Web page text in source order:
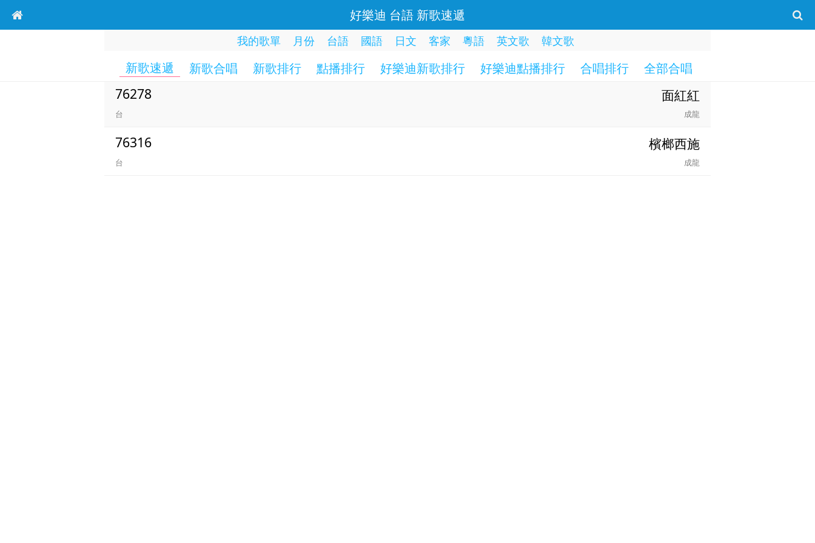
好樂迪 台語 新歌速遞
我的歌單 月份 台語 國語 日文 客家 粵語 英文歌 韓文歌
新歌速遞 新歌合唱 新歌排行 點播排行 好樂迪新歌排行 好樂迪點播排行 合唱排行 全部合唱
76278 面紅紅
台 成龍
76316 檳榔西施
台 成龍